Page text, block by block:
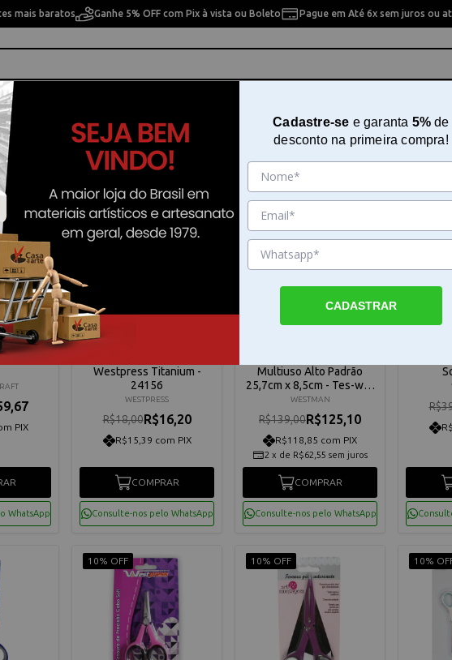
mais baratos Ganhe 5% OFF com Pix à vista ou Boleto Pague em Até 6x sem juros ou
Pintura Artesanal
breadcrumbs.nossas-lojas
For
PIX
WhatsApp
10% OFF
Westpress Titanium -
24156
WESTPRESS
R$18,00R$16,20
R$15,39 com PIX
COMPRAR
Consulte-nos pelo WhatsApp
10% OFF
Multiuso Alto Padrão
25,7cm x 8,5cm - Tes-wn-
610 10
WESTMAN
R$139,00R$125,10
R$118,85 com PIX
2 x de R$62,55 sem juros
COMPRAR
Consulte-nos pelo WhatsApp
Conj. 3
10% OFF 10% OFF 10%
Cadastre-se e garanta 5%de
desconto na primeira compra!
CADASTRAR